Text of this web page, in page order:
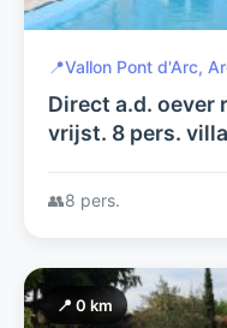
📍Vallon Pont d'Arc,
Direct a.d. oever
vrijst. 8 pers.
badk., wifi+Ned.
👥8 pers.
📍 0 km